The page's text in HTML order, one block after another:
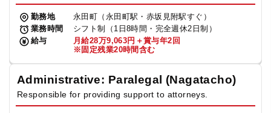
勤務地
永田町（永田町駅・赤坂見附駅すぐ）
業務時間
シフト制（1日8時間・完全週休2日制）
給与
月給28万9,063円＋賞与年2回
※固定残業20時間含む
Administrative: Paralegal (Nagatacho)
Responsible for providing support to attorneys.